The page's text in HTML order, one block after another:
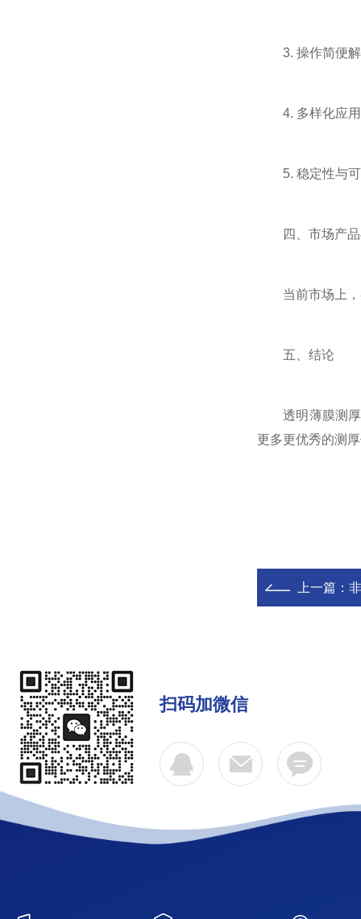
3. 操作简便解
4. 多样化应用
5. 稳定性与可
四、市场产品
当前市场上，各
五、结论
透明薄膜测厚
更多更优秀的测
上一篇：
扫码加微信